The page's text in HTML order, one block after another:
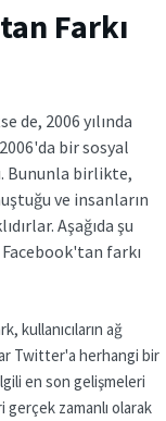
Farkı
de, 2006 yılında
bir sosyal
Bununla birlikte,
ve insanların
Aşağıda şu
Facebook'tan farkı
kullanıcıların ağ
Twitter'a herhangi bir
en son gelişmeleri
zamanlı olarak